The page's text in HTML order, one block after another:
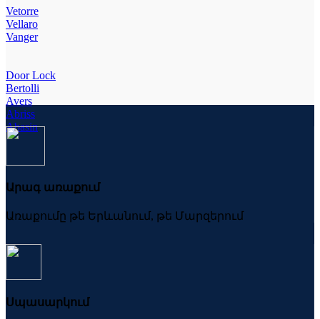
Vetorre
Vellaro
Vanger
Door Lock
Bertolli
Avers
Abriss
Abasin
Արագ առաքում
Առաքումը թե Երևանում, թե Մարզերում
Սպասարկում